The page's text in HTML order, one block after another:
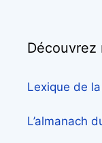
Découvrez
Lexique de
L’almanach